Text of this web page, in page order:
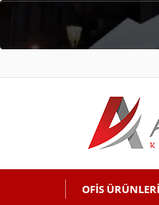
OFİS ÜRÜNLERİ